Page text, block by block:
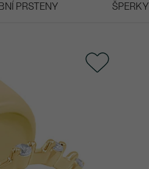
PRSTENY ŠPERKY